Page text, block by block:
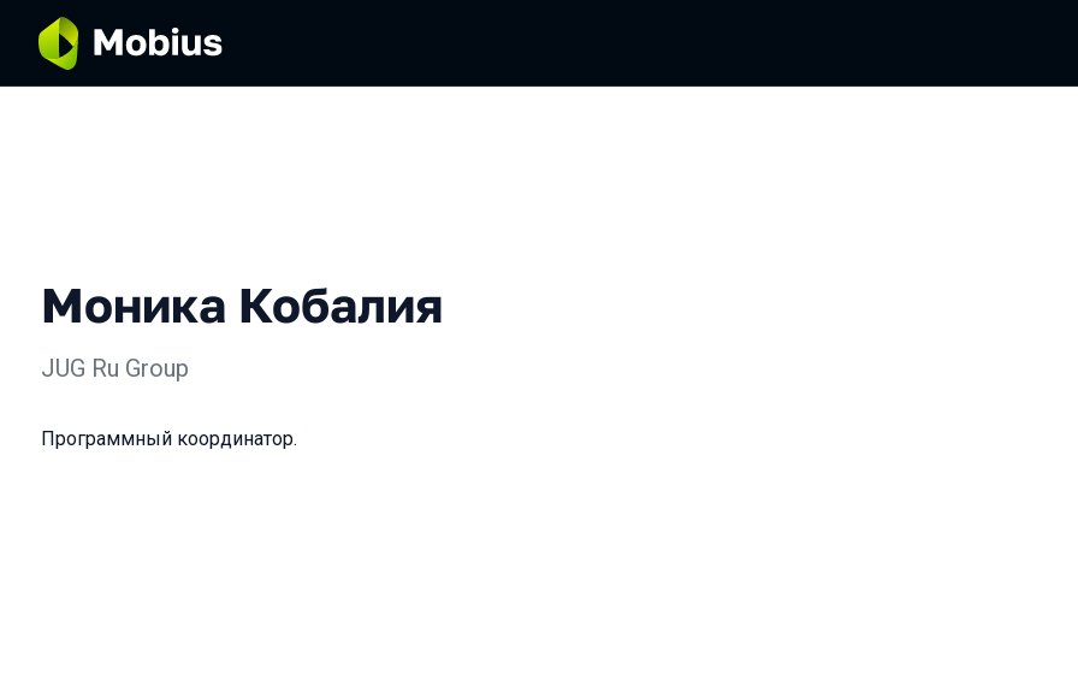
Моника Кобалия
JUG Ru Group
Программный координатор.